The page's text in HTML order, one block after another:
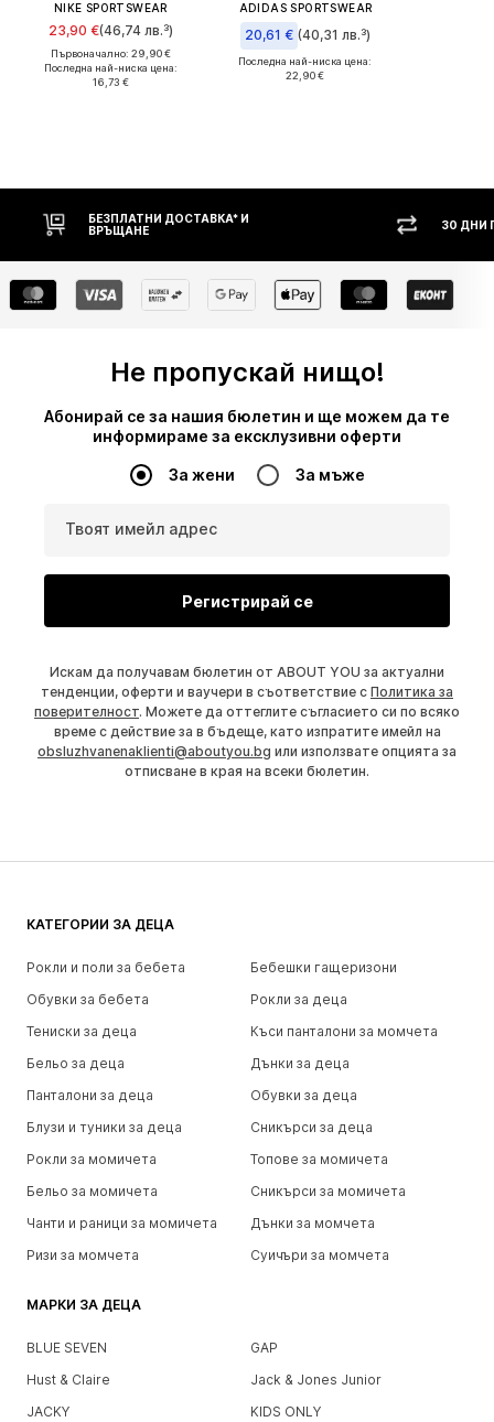
NIKE SPORTSWEAR
23,90 €(46,74 лв.³)
Първоначално: 29,90 €
Последна най-ниска цена:
16,73 €
ADIDAS SPORTSWEAR
20,61 € (40,31 лв.³)
Последна най-ниска цена:
22,90 €
БЕЗПЛАТНИ ДОСТАВКА* И
ВРЪЩАНЕ
30 ДНИ ПРАВО НА
Не пропускай нищо!
Абонирай се за нашия бюлетин и ще можем да те
информираме за ексклузивни оферти
За жени За мъже
Твоят имейл адрес
Регистрирай се
Искам да получавам бюлетин от ABOUT YOU за актуални
тенденции, оферти и ваучери в съответствие с Политика за
поверителност. Можете да оттеглите съгласието си по всяко
време с действие за в бъдеще, като изпратите имейл на
obsluzhvanenaklienti@aboutyou.bg или използвате опцията за
отписване в края на всеки бюлетин.
КАТЕГОРИИ ЗА ДЕЦА
Рокли и поли за бебета
Бебешки гащеризони
Обувки за бебета
Рокли за деца
Тениски за деца
Къси панталони за момчета
Бельо за деца
Дънки за деца
Панталони за деца
Обувки за деца
Блузи и туники за деца
Сникърси за деца
Рокли за момичета
Топове за момичета
Бельо за момичета
Сникърси за момичета
Чанти и раници за момичета
Дънки за момчета
Ризи за момчета
Суичъри за момчета
МАРКИ ЗА ДЕЦА
BLUE SEVEN
GAP
Hust & Claire
Jack & Jones Junior
JACKY
KIDS ONLY